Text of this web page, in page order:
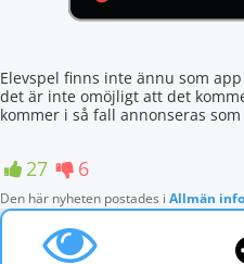
Elevspel finns inte ännu som
det är inte omöjligt att det
kommer i så fall annonseras
27 6
Den här nyheten postades i Allmän info